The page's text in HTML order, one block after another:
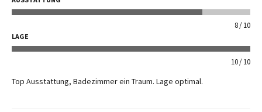
8 10
LAGE
10 10
Top Ausstattung, Badezimmer ein Traum. Lage optimal.